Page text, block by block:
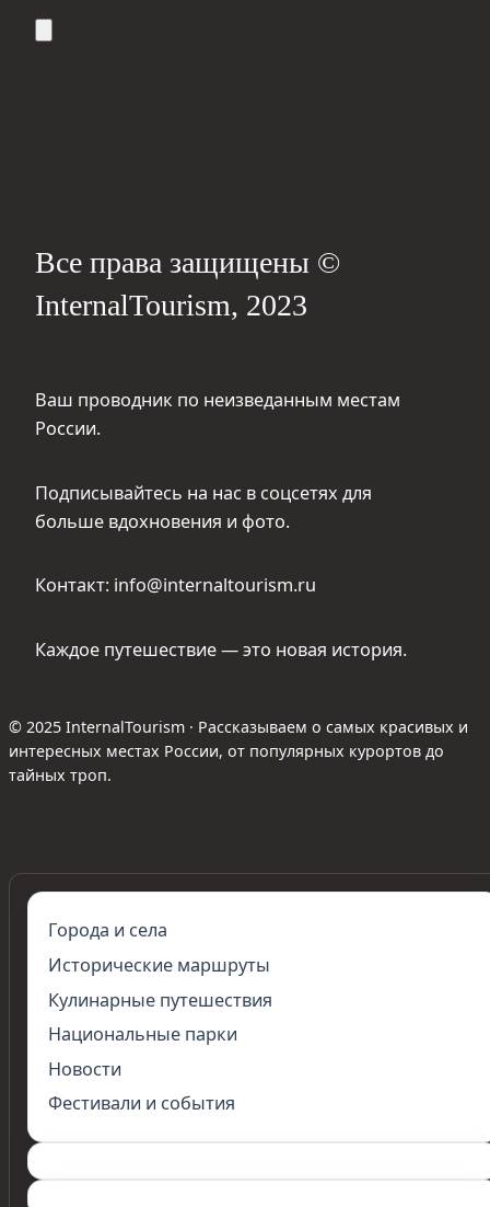
Все права защищены ©
InternalTourism, 2023
Ваш проводник по неизведанным местам
России.
Подписывайтесь на нас в соцсетях для
больше вдохновения и фото.
Контакт: info@internaltourism.ru
Каждое путешествие — это новая история.
© 2025 InternalTourism · Рассказываем о самых красивых и
интересных местах России, от популярных курортов до
тайных троп.
Города и села
Исторические маршруты
Кулинарные путешествия
Национальные парки
Новости
Фестивали и события